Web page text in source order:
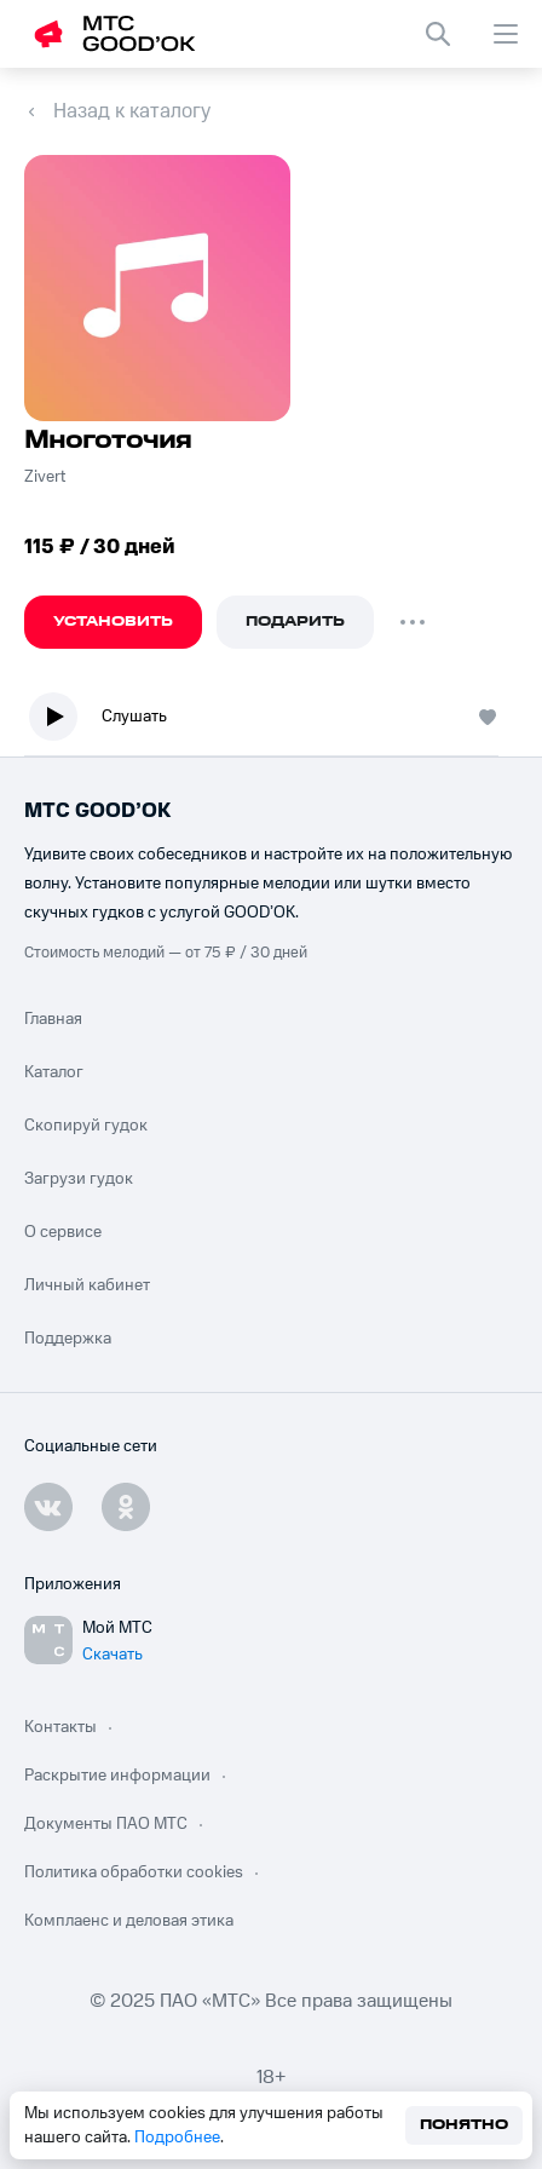
Назад к каталогу
Многоточия
Zivert
115 ₽ / 30 дней
УСТАНОВИТЬ ПОДАРИТЬ
Слушать
Мы используем cookies для улучшения работы
нашего сайта. Подробнее.
ПОНЯТНО
МТС GOOD’OK
Удивите своих собеседников и настройте их на положительную
волну. Установите популярные мелодии или шутки вместо
скучных гудков с услугой GOOD’OK.
Стоимость мелодий — от 75 ₽ / 30 дней
Главная
Каталог
Скопируй гудок
Загрузи гудок
О сервисе
Личный кабинет
Поддержка
Социальные сети
Приложения
Мой МТС
Скачать
Контакты
Раскрытие информации
Документы ПАО МТС
Политика обработки cookies
Комплаенс и деловая этика
© 2025 ПАО «МТС» Все права защищены
18+